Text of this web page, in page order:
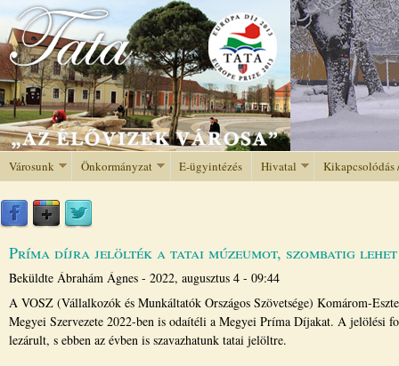
Jump to navigation
Városunk Önkormányzat E-ügyintézés Hivatal Kikapcsolódás
Príma díjra jelölték a tatai múzeumot, szombatig lehet
Beküldte Ábrahám Ágnes - 2022, augusztus 4 - 09:44
A VOSZ (Vállalkozók és Munkáltatók Országos Szövetsége) Komárom-
Megyei Szervezete 2022-ben is odaítéli a Megyei Príma Díjakat. A jelölési
lezárult, s ebben az évben is szavazhatunk tatai jelöltre.